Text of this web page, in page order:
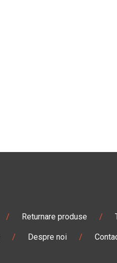
/ Returnare produse /
/ Despre noi /